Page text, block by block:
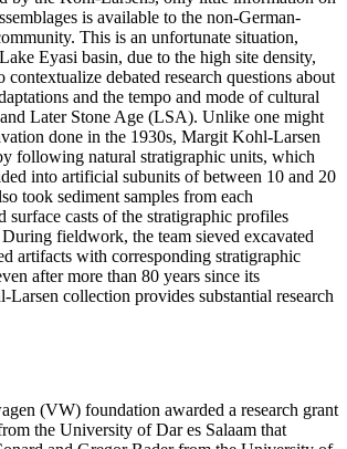
is available to the non-German-
This is an unfortunate situation,
Eyasi basin, due to the high site density,
contextualize debated research questions about
and the tempo and mode of cultural
Later Stone Age (LSA). Unlike one might
done in the 1930s, Margit Kohl-Larsen
following natural stratigraphic units, which
into artificial subunits of between 10 and 20
took sediment samples from each
surface casts of the stratigraphic profiles
fieldwork, the team sieved excavated
artifacts with corresponding stratigraphic
after more than 80 years since its
Larsen collection provides substantial research
(VW) foundation awarded a research grant
the University of Dar es Salaam that